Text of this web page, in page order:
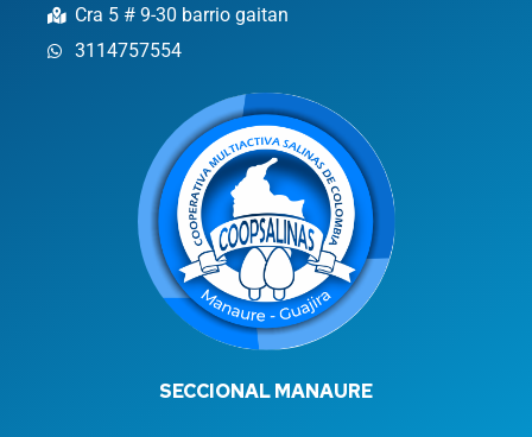
Cra 5 # 9-30 barrio gaitan
3114757554
SECCIONAL MANAURE